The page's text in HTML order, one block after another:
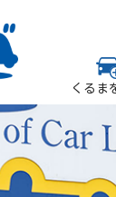
くるま